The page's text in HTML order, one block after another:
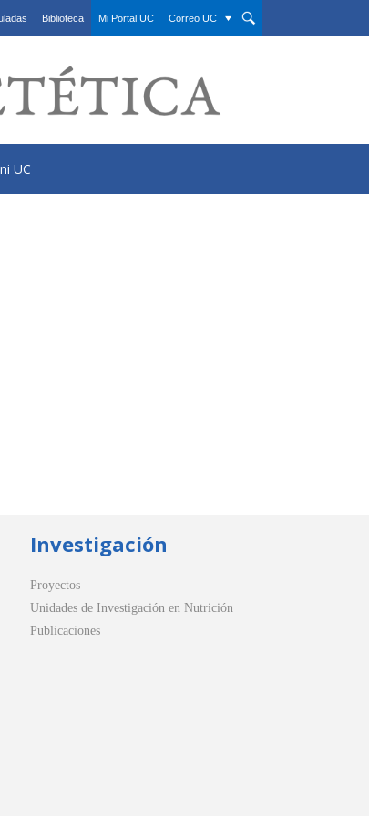
Biblioteca Mi Portal UC Correo UC
UC
Investigación
Proyectos
Unidades de Investigación en Nutrición
Publicaciones